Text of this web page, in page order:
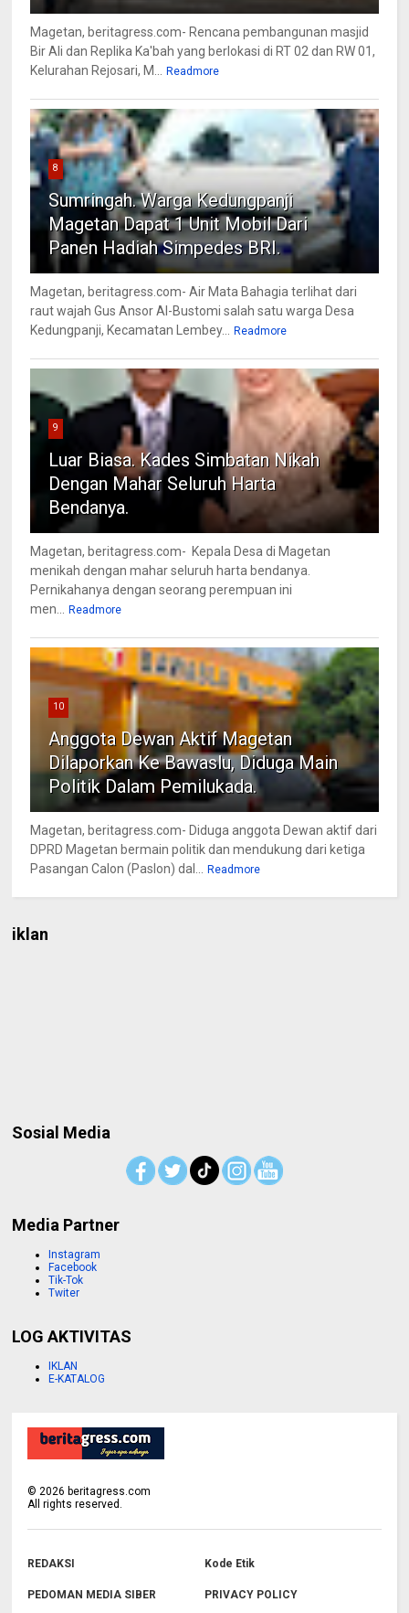
Magetan, beritagress.com- Rencana pembangunan masjid
Bir Ali dan Replika Ka'bah yang berlokasi di RT 02 dan RW 01,
Kelurahan Rejosari, M...
Readmore
8
Sumringah. Warga Kedungpanji
Magetan Dapat 1 Unit Mobil Dari
Panen Hadiah Simpedes BRI.
Magetan, beritagress.com- Air Mata Bahagia terlihat dari
raut wajah Gus Ansor Al-Bustomi salah satu warga Desa
Kedungpanji, Kecamatan Lembey...
Readmore
9
Luar Biasa. Kades Simbatan Nikah
Dengan Mahar Seluruh Harta
Bendanya.
Magetan, beritagress.com- Kepala Desa di Magetan
menikah dengan mahar seluruh harta bendanya.
Pernikahanya dengan seorang perempuan ini
men...
Readmore
10
Anggota Dewan Aktif Magetan
Dilaporkan Ke Bawaslu, Diduga Main
Politik Dalam Pemilukada.
Magetan, beritagress.com- Diduga anggota Dewan aktif dari
DPRD Magetan bermain politik dan mendukung dari ketiga
Pasangan Calon (Paslon) dal...
Readmore
iklan
Sosial Media
Media Partner
Instagram
Facebook
Tik-Tok
Twiter
LOG AKTIVITAS
IKLAN
E-KATALOG
©2026 beritagress.com
All rights reserved.
REDAKSI Kode Etik
PEDOMAN MEDIA SIBER PRIVACY POLICY